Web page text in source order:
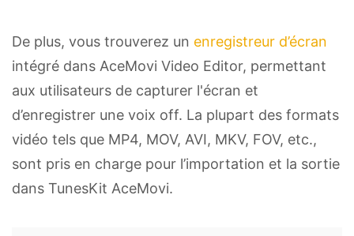
De plus, vous trouverez un enregistreur d’écran
intégré dans AceMovi Video Editor, permettant
aux utilisateurs de capturer l'écran et
d’enregistrer une voix off. La plupart des formats
vidéo tels que MP4, MOV, AVI, MKV, FOV, etc.,
sont pris en charge pour l’importation et la sortie
dans TunesKit AceMovi.